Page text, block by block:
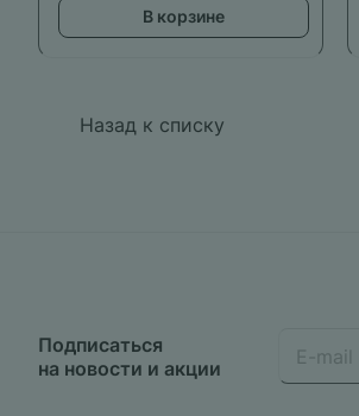
В корзине
Назад к списку
Подписаться
на новости и акции